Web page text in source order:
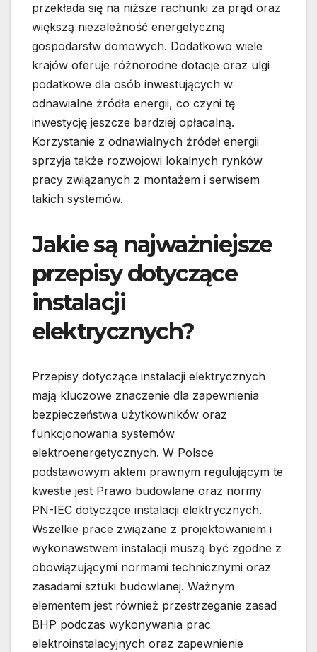
przekłada się na niższe rachunki za prąd oraz
większą niezależność energetyczną
gospodarstw domowych. Dodatkowo wiele
krajów oferuje różnorodne dotacje oraz ulgi
podatkowe dla osób inwestujących w
odnawialne źródła energii, co czyni tę
inwestycję jeszcze bardziej opłacalną.
Korzystanie z odnawialnych źródeł energii
sprzyja także rozwojowi lokalnych rynków
pracy związanych z montażem i serwisem
takich systemów.
Jakie są najważniejsze
przepisy dotyczące
instalacji
elektrycznych?
Przepisy dotyczące instalacji elektrycznych
mają kluczowe znaczenie dla zapewnienia
bezpieczeństwa użytkowników oraz
funkcjonowania systemów
elektroenergetycznych. W Polsce
podstawowym aktem prawnym regulującym te
kwestie jest Prawo budowlane oraz normy
PN-IEC dotyczące instalacji elektrycznych.
Wszelkie prace związane z projektowaniem i
wykonawstwem instalacji muszą być zgodne z
obowiązującymi normami technicznymi oraz
zasadami sztuki budowlanej. Ważnym
elementem jest również przestrzeganie zasad
BHP podczas wykonywania prac
elektroinstalacyjnych oraz zapewnienie